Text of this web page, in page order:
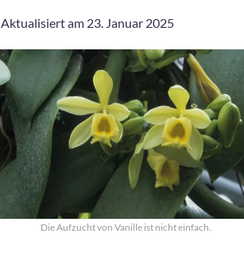
Aktualisiert am 23. Januar 2025
Die Aufzucht von Vanille ist nicht einfach.